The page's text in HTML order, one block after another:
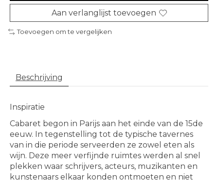
Aan verlanglijst toevoegen
Toevoegen om te vergelijken
Beschrijving
Inspiratie
Cabaret begon in Parijs aan het einde van de 15de
eeuw. In tegenstelling tot de typische tavernes
van in die periode serveerden ze zowel eten als
wijn. Deze meer verfijnde ruimtes werden al snel
plekken waar schrijvers, acteurs, muzikanten en
kunstenaars elkaar konden ontmoeten en niet